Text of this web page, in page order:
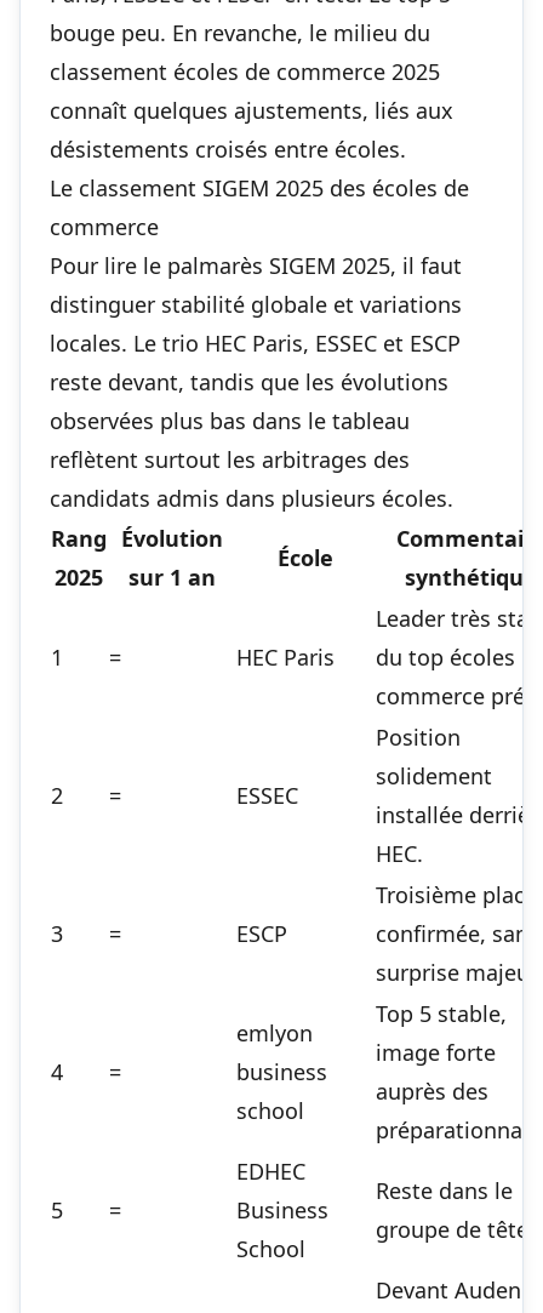
bouge peu. En revanche, le milieu du
classement écoles de commerce 2025
connaît quelques ajustements, liés aux
désistements croisés entre écoles.
Le classement SIGEM 2025 des écoles de
commerce
Pour lire le palmarès SIGEM 2025, il faut
distinguer stabilité globale et variations
locales. Le trio HEC Paris, ESSEC et ESCP
reste devant, tandis que les évolutions
observées plus bas dans le tableau
reflètent surtout les arbitrages des
candidats admis dans plusieurs écoles.
Rang
2025
Évolution
sur 1 an
École
synthétique
1 = HEC Paris
Leader très
du top écoles
commerce
2 = ESSEC
Position
solidement
installée
HEC.
3 = ESCP
Troisième place
confirmée, sans
surprise
4 =
emlyon
business
school
Top 5 stable,
image forte
auprès des
5 =
EDHEC
Business
School
Reste dans le
groupe de tête.
Devant